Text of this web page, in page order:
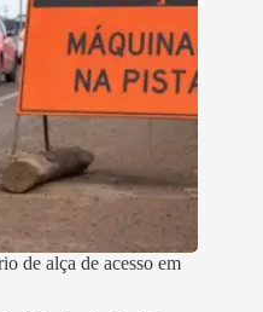
de alça de acesso em